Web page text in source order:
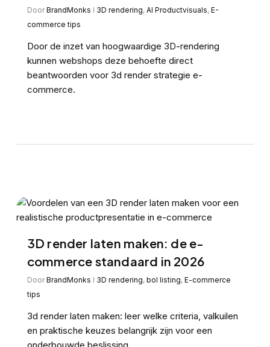
Door BrandMonks 3D rendering, AI Productvisuals, E-
commerce tips
Door de inzet van hoogwaardige 3D-rendering
kunnen webshops deze behoefte direct
beantwoorden voor 3d render strategie e-
commerce.
3D render laten maken: de e-
commerce standaard in 2026
Door BrandMonks 3D rendering, bol listing, E-commerce
tips
3d render laten maken: leer welke criteria, valkuilen
en praktische keuzes belangrijk zijn voor een
onderbouwde beslissing.